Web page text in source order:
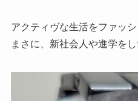
アクティヴな生活をファッ
まさに、新社会人や進学を